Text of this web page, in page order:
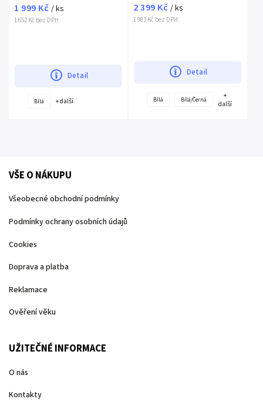
1 652 Kč bez DPH
1 999 Kč / ks
Detail
Bílá + další
1 983 Kč bez DPH
2 399 Kč / ks
Detail
Bílá Bílá/Černá
+
další
VŠE O NÁKUPU
Všeobecné obchodní podmínky
Podmínky ochrany osobních údajů
Cookies
Doprava a platba
Reklamace
Ověření věku
UŽITEČNÉ INFORMACE
O nás
Kontakty